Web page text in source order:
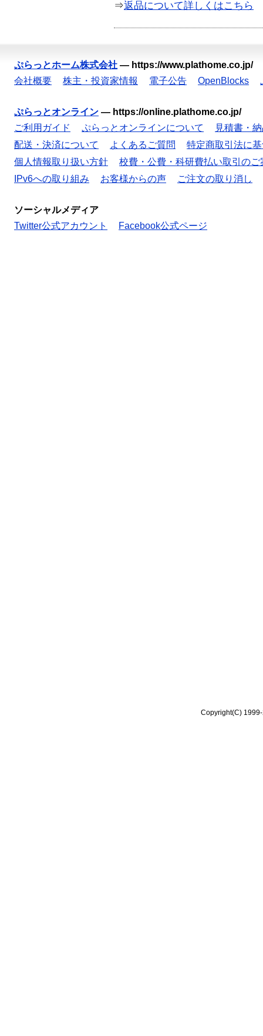
⇒返品について詳しくはこちら
ぷらっとホーム株式会社 — https://www.plathome.co.jp/
会社概要
株主・投資家情報 電子公告 OpenBlocks
ぷらっとオンライン — https://online.plathome.co.jp/
ご利用ガイド
ぷらっとオンラインについて
見積書・
配送・決済について
よくあるご質問
特定商取引法に
個人情報取り扱い方針
校費・公費・科研費払い取引のご
IPv6への取り組み
お客様からの声 ご注文の取り消し
ソーシャルメディア
Twitter公式アカウント
Facebook公式ページ
Copyright(C)